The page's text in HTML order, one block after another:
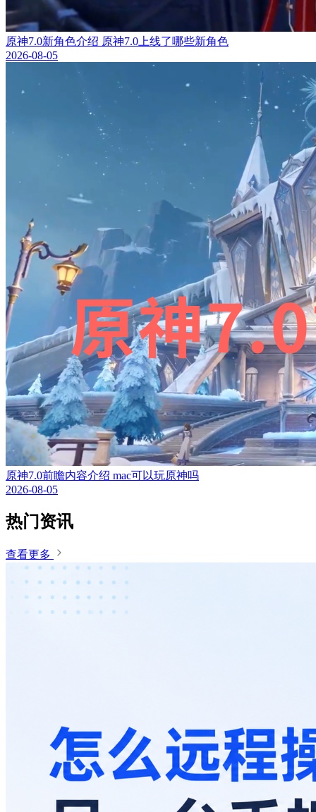
原神7.0新角色介绍 原神7.0上线了哪些新角色
2026-08-05
原神7.0前瞻内容介绍 mac可以玩原神吗
2026-08-05
热门资讯
查看更多